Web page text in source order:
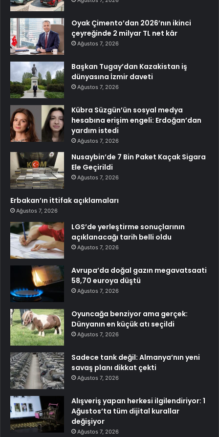
Oyak Çimento’dan 2026’nın ikinci
çeyreğinde 2 milyar TL net kâr
Ağustos 7, 2026
Başkan Tugay’dan Kazakistan iş
dünyasına İzmir daveti
Ağustos 7, 2026
Kübra Süzgün’ün sosyal medya
hesabına erişim engeli: Erdoğan’dan
yardım istedi
Ağustos 7, 2026
Nusaybin’de 7 Bin Paket Kaçak Sigara
Ele Geçirildi
Ağustos 7, 2026
Erbakan’ın ittifak açıklamaları
Ağustos 7, 2026
LGS’de yerleştirme sonuçlarının
açıklanacağı tarih belli oldu
Ağustos 7, 2026
Avrupa’da doğal gazın megavatsaati
58,70 euroya düştü
Ağustos 7, 2026
Oyuncağa benziyor ama gerçek:
Dünyanın en küçük atı seçildi
Ağustos 7, 2026
Sadece tank değil: Almanya’nın yeni
savaş planı dikkat çekti
Ağustos 7, 2026
Alışveriş yapan herkesi ilgilendiriyor: 1
Ağustos’ta tüm dijital kurallar
değişiyor
Ağustos 7, 2026